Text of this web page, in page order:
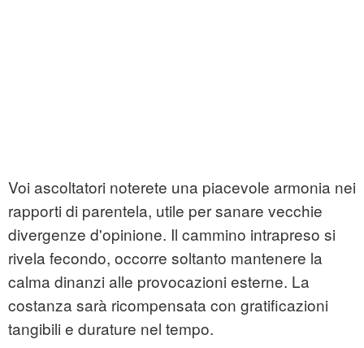
Voi ascoltatori noterete una piacevole armonia nei
rapporti di parentela, utile per sanare vecchie
divergenze d'opinione. Il cammino intrapreso si
rivela fecondo, occorre soltanto mantenere la
calma dinanzi alle provocazioni esterne. La
costanza sarà ricompensata con gratificazioni
tangibili e durature nel tempo.